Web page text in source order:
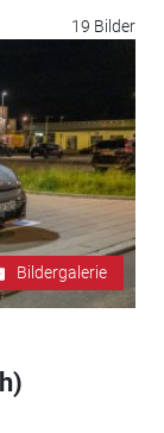
19 Bilder
Bildergalerie